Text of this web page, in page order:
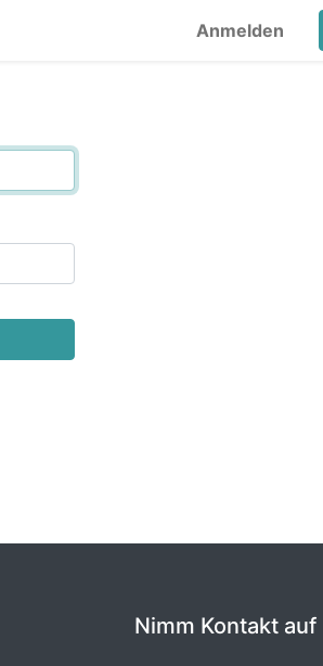
Anmelden
Nimm Kontakt auf